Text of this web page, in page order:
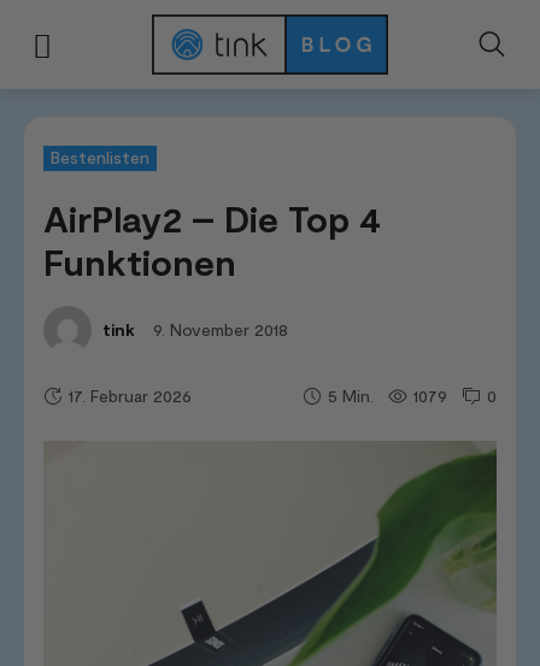
Bestenlisten
AirPlay2 – Die Top 4
Funktionen
tink 9. November 2018
0
1079
5 Min.
17. Februar 2026